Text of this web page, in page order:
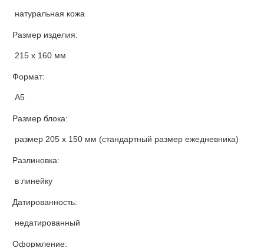
натуральная кожа
Размер изделия:
215 х 160 мм
Формат:
А5
Размер блока:
размер 205 х 150 мм (стандартный размер ежедневника)
Разлиновка:
в линейку
Датированность:
недатированный
Оформление: